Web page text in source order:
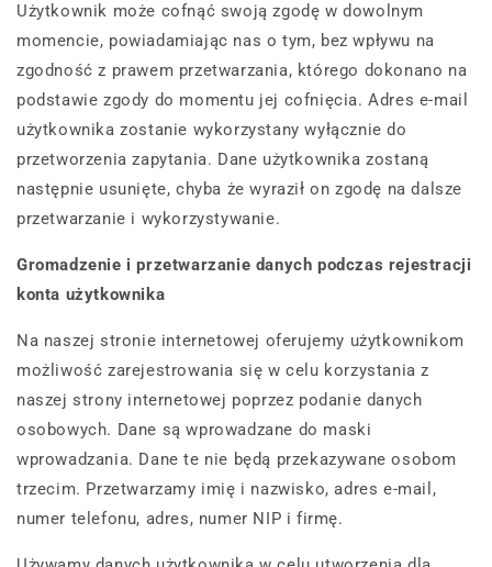
Użytkownik może cofnąć swoją zgodę w dowolnym
momencie, powiadamiając nas o tym, bez wpływu na
zgodność z prawem przetwarzania, którego dokonano na
podstawie zgody do momentu jej cofnięcia. Adres e-mail
użytkownika zostanie wykorzystany wyłącznie do
przetworzenia zapytania. Dane użytkownika zostaną
następnie usunięte, chyba że wyraził on zgodę na dalsze
przetwarzanie i wykorzystywanie.
Gromadzenie i przetwarzanie danych podczas rejestracji
konta użytkownika
Na naszej stronie internetowej oferujemy użytkownikom
możliwość zarejestrowania się w celu korzystania z
naszej strony internetowej poprzez podanie danych
osobowych. Dane są wprowadzane do maski
wprowadzania. Dane te nie będą przekazywane osobom
trzecim. Przetwarzamy imię i nazwisko, adres e-mail,
numer telefonu, adres, numer NIP i firmę.